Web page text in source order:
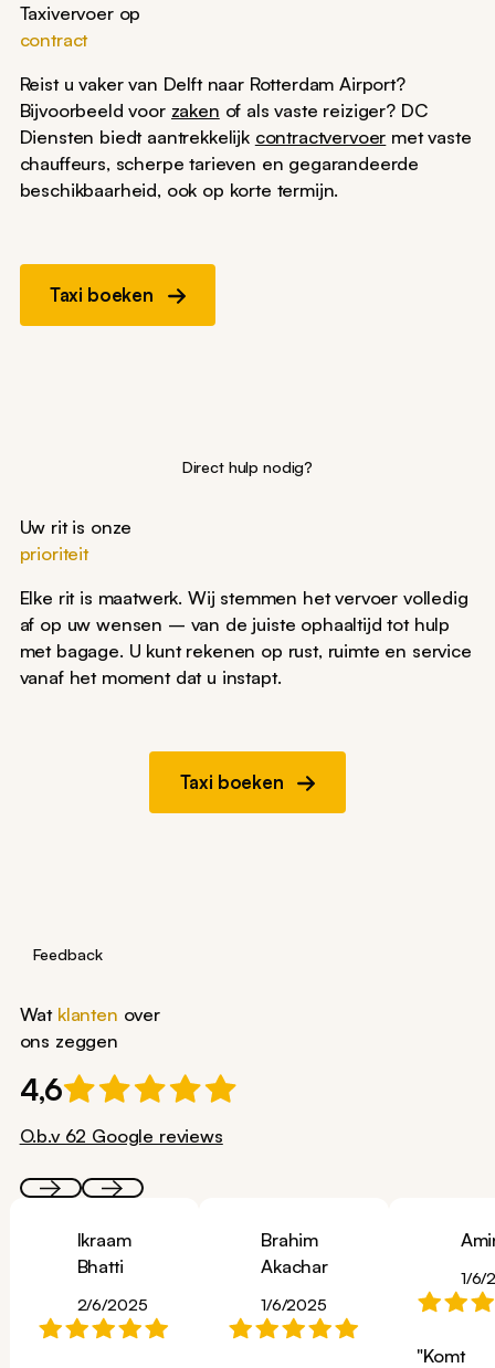
Taxivervoer op
contract
Reist u vaker van Delft naar Rotterdam Airport?
Bijvoorbeeld voor zaken of als vaste reiziger? DC
Diensten biedt aantrekkelijk contractvervoer met vaste
chauffeurs, scherpe tarieven en gegarandeerde
beschikbaarheid, ook op korte termijn.
Taxi boeken
Direct hulp nodig?
Uw rit is onze
prioriteit
Elke rit is maatwerk. Wij stemmen het vervoer volledig
af op uw wensen – van de juiste ophaaltijd tot hulp
met bagage. U kunt rekenen op rust, ruimte en service
vanaf het moment dat u instapt.
Taxi boeken
Feedback
Wat klanten over
ons zeggen
4,6
O.b.v 62 Google reviews
Ikraam
Bhatti
2/6/2025
Brahim
Akachar
1/6/2025
1/6/
"Komt